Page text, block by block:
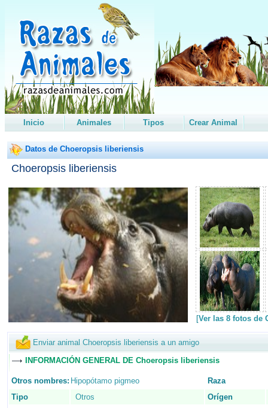
Inicio Animales Tipos Crear Animal
Datos de Choeropsis liberiensis
Choeropsis liberiensis
[Ver las 8 fotos de
Enviar animal Choeropsis liberiensis a un amigo
INFORMACIÓN GENERAL DE Choeropsis liberiensis
Otros nombres: Hipopótamo pigmeo
Raza
Tipo
Otros
Orígen